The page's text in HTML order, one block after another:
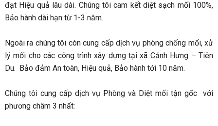
đạt Hiệu quả lâu dài. Chúng tôi cam kết diệt sạch mối 100%,
Bảo hành dài hạn từ 1-3 năm.
Ngoài ra chúng tôi còn cung cấp dịch vụ phòng chống mối, xử
lý mối cho các công trình xây dựng tại xã Cảnh Hưng – Tiên
Du. Bảo đảm An toàn, Hiệu quả, Bảo hành tới 10 năm.
Chúng tôi cung cấp dịch vụ Phòng và Diệt mối tận gốc với
phương châm 3 nhất: